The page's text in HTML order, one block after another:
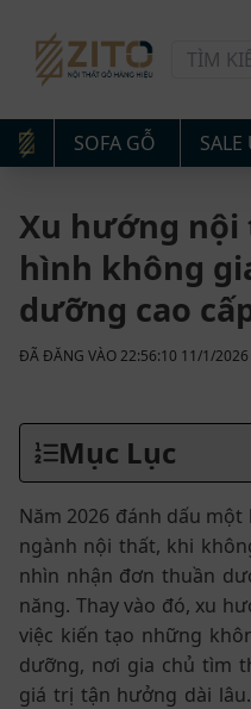
SOFA GỖ
Xu hướng nội
hình không
dưỡng cao
ĐÃ ĐĂNG VÀO 22:56:10 11/1/2026
Mục Lục
Năm 2026 đánh dấu
ngành nội thất, khi
nhìn nhận đơn thuần
năng. Thay vào đó, xu
việc kiến tạo những
dưỡng, nơi gia chủ tìm
giá trị tận hưởng dài